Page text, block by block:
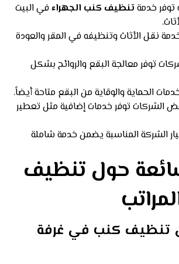
توفر خدمة تنظيف كنب الجهراءفي البيت
نقل الأثاث وتنظيفه في المقر والعودة
توفر معالجة البقع والروائح بشكل
الحماية والوقاية من البقع متاحة أيضاً.
الشركات توفر خدمات إضافية مثل تعطير
الشركة المناسبة يضمن خدمة شاملة
حول تنظيف
تنظيف كنب في غرفة